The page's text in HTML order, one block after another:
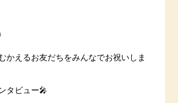
かえるお友だちをみんなでお祝いしま
タビュー🎤